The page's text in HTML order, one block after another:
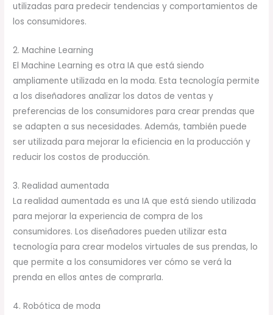
utilizadas para predecir tendencias y comportamientos de
los consumidores.
2. Machine Learning
El Machine Learning es otra IA que está siendo
ampliamente utilizada en la moda. Esta tecnología permite
a los diseñadores analizar los datos de ventas y
preferencias de los consumidores para crear prendas que
se adapten a sus necesidades. Además, también puede
ser utilizada para mejorar la eficiencia en la producción y
reducir los costos de producción.
3. Realidad aumentada
La realidad aumentada es una IA que está siendo utilizada
para mejorar la experiencia de compra de los
consumidores. Los diseñadores pueden utilizar esta
tecnología para crear modelos virtuales de sus prendas, lo
que permite a los consumidores ver cómo se verá la
prenda en ellos antes de comprarla.
4. Robótica de moda